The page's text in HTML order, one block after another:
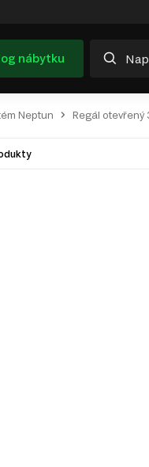
nábytku
Neptun Regál otevřený